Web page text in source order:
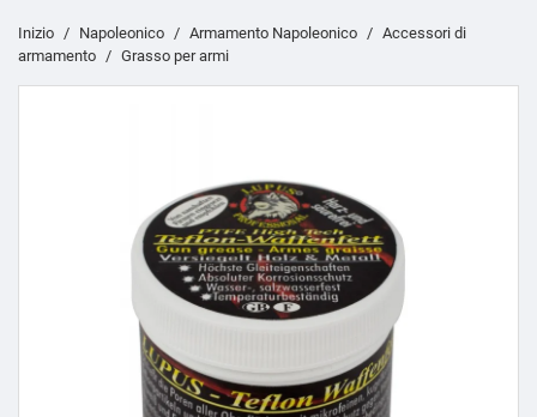
Inizio Napoleonico Armamento Napoleonico
Accessori di
armamento
Grasso per armi